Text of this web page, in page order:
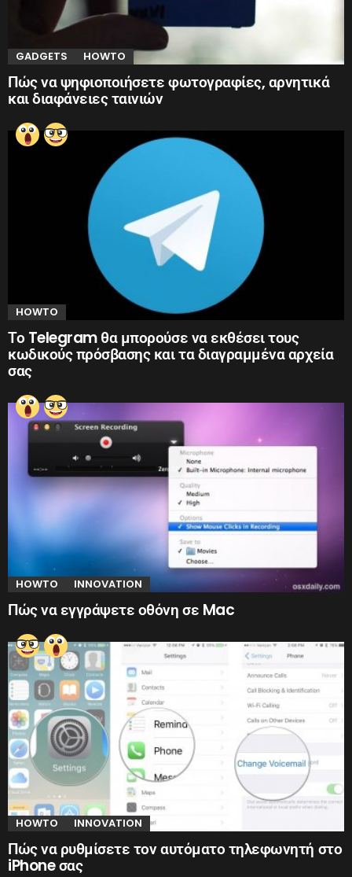
GADGETS HOWTO
Πώς να ψηφιοποιήσετε φωτογραφίες, αρνητικά
και διαφάνειες ταινιών
HOWTO
Το Telegram θα μπορούσε να εκθέσει τους
κωδικούς πρόσβασης και τα διαγραμμένα αρχεία
σας
HOWTO INNOVATION
Πώς να εγγράψετε οθόνη σε Mac
HOWTO INNOVATION
Πώς να ρυθμίσετε τον αυτόματο τηλεφωνητή στο
iPhone σας